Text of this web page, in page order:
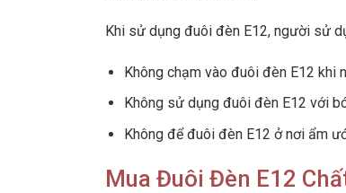
Khi sử dụng đuôi đèn E12, người sử
Không chạm vào đuôi đèn E12 khi
Không sử dụng đuôi đèn E12 với
Không để đuôi đèn E12 ở nơi ẩm
Mua Đuôi Đèn E12